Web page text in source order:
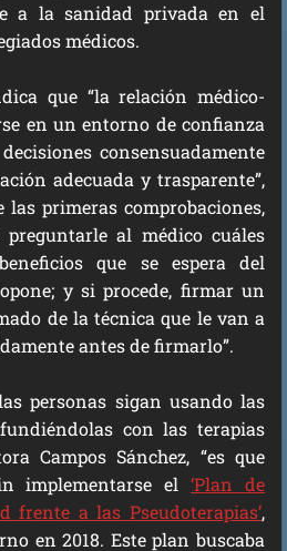
a la sanidad privada en el
médicos.
que “la relación médico-
en un entorno de confianza
consensuadamente
adecuada y trasparente”,
las primeras comprobaciones,
preguntarle al médico cuáles
que se espera del
y si procede, firmar un
de la técnica que le van a
antes de firmarlo”.
personas sigan usando las
con las terapias
Campos Sánchez, “es que
implementarse el‘Plan de
frente a las Pseudoterapias’,
en 2018. Este plan buscaba